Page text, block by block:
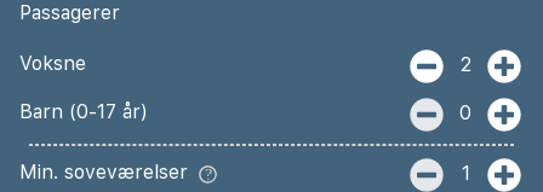
Passagerer
Voksne 2
Barn (0-17 år) 0
Min. soveværelser 1